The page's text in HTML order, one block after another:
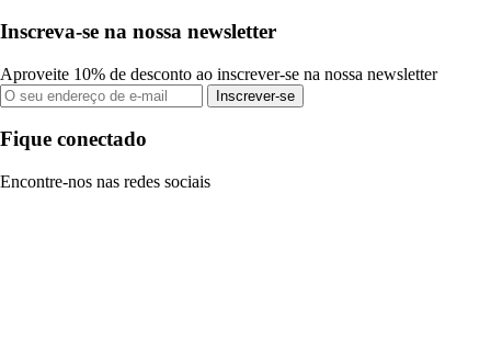
Inscreva-se na nossa newsletter
Aproveite 10% de desconto ao inscrever-se na nossa newsletter
Inscrever-se
Fique conectado
Encontre-nos nas redes sociais